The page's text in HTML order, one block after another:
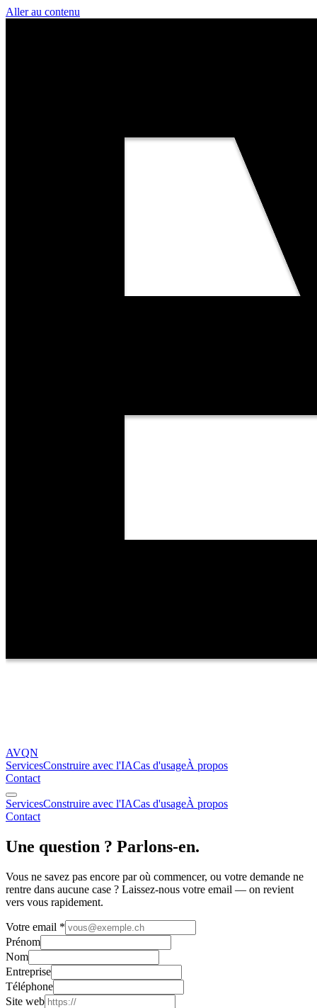
Aller au contenu
AVQN
ServicesConstruire avec l'IACas d'usageÀ propos
Contact
ServicesConstruire avec l'IACas d'usageÀ propos
Contact
Une question ? Parlons-en.
Vous ne savez pas encore par où commencer, ou votre demande ne
rentre dans aucune case ? Laissez-nous votre email — on revient
vers vous rapidement.
Votre email *
Prénom
Nom
Entreprise
Téléphone
Site web